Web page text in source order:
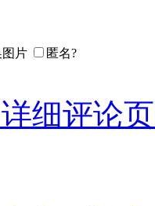
匿名?
细评论